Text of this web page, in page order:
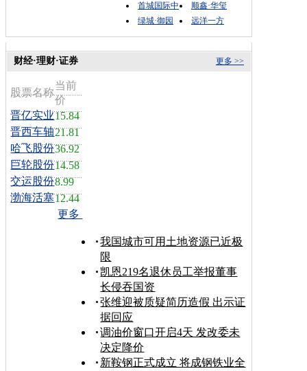
首城国际中
顺鑫·华玺
绿城·御园
远洋一方
更多 >>
财经·理财·证券
股票名称
当前
价
晋亿实业15.84
晋西车轴21.81
哈飞股份36.92
巨轮股份14.58
交运股份8.99
渤海活塞12.44
更多
我国城市可用土地资源已近极
限
凯恩219名退休员工举报董事
长侵吞国资
张维迎被质疑简历造假 出示证
据回应
调油价窗口开启4天 发改委未
决定降价
新鞍钢正式成立 将成钢铁业全